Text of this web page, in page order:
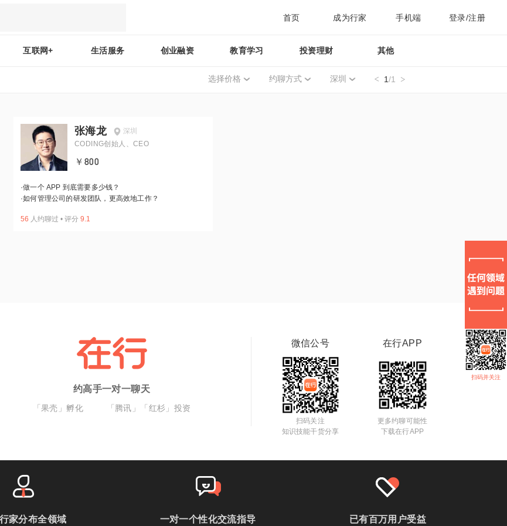
首页 成为行家 手机端 登录/注册
互联网+ 生活服务 创业融资 教育学习 投资理财 其他
选择价格 约聊方式 深圳 1/1
张海龙
深圳
CODING创始人、CEO
￥800
·做一个 APP 到底需要多少钱？
·如何管理公司的研发团队，更高效地工作？
56 人约聊过 • 评分 9.1
扫码并关注
约高手一对一聊天
「果壳」孵化 「腾讯」「红杉」投资
微信公号
扫码关注
知识技能干货分享
在行APP
更多约聊可能性
下载在行APP
家分布全领域 一对一个性化交流指导 已有百万用户受益